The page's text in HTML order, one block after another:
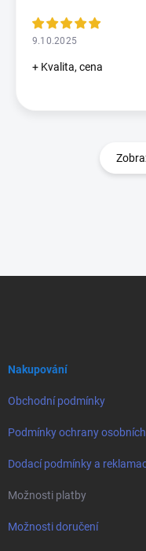
9.10.2025
+ Kvalita, cena
Nakupování
Obchodní podmínky
Podmínky ochrany
Dodací podmínky a
Možnosti platby
Možnosti doručení